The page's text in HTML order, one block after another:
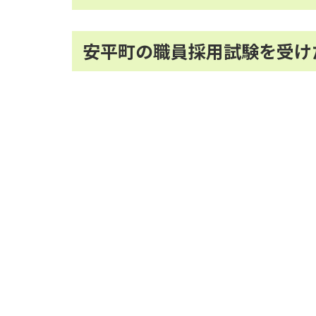
安平町の職員採用試験を受